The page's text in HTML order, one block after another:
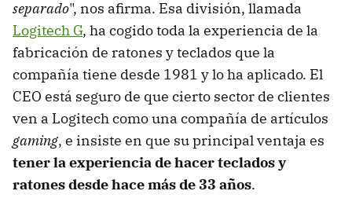
separado", nos afirma. Esa división, llamada
Logitech G, ha cogido toda la experiencia de la
fabricación de ratones y teclados que la
compañía tiene desde 1981 y lo ha aplicado. El
CEO está seguro de que cierto sector de clientes
ven a Logitech como una compañía de artículos
gaming, e insiste en que su principal ventaja es
tener la experiencia de hacer teclados y
ratones desde hace más de 33 años.